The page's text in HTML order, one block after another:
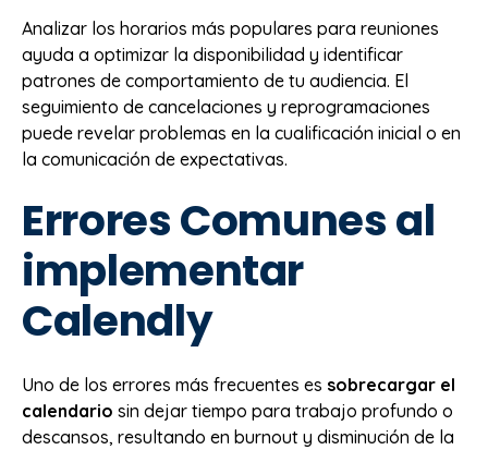
Analizar los horarios más populares para reuniones
ayuda a optimizar la disponibilidad y identificar
patrones de comportamiento de tu audiencia. El
seguimiento de cancelaciones y reprogramaciones
puede revelar problemas en la cualificación inicial o en
la comunicación de expectativas.
Errores Comunes al
implementar
Calendly
Uno de los errores más frecuentes es sobrecargar el
calendario sin dejar tiempo para trabajo profundo o
descansos, resultando en burnout y disminución de la